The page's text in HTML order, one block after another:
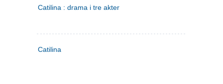
Catilina : drama i tre akter
Catilina